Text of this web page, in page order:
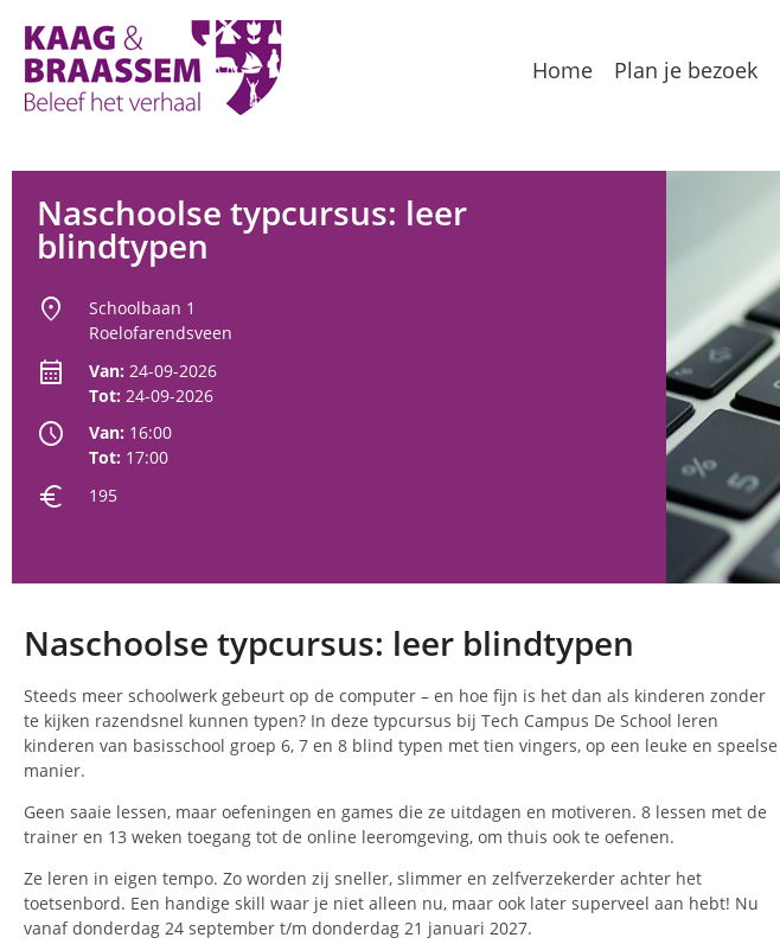
Home Plan je bezoek
Groepslocaties
Voorzieningen
Naschoolse typcursus: leer
blindtypen
location_on
Schoolbaan 1
Roelofarendsveen
calendar_month Van: 24-09-2026
Tot: 24-09-2026
schedule Van: 16:00
Tot: 17:00
euro 195
Naschoolse typcursus: leer blindtypen
Steeds meer schoolwerk gebeurt op de computer – en hoe fijn is het dan als kinderen zonder
te kijken razendsnel kunnen typen? In deze typcursus bij Tech Campus De School leren
kinderen van basisschool groep 6, 7 en 8 blind typen met tien vingers, op een leuke en speelse
manier.
Geen saaie lessen, maar oefeningen en games die ze uitdagen en motiveren. 8 lessen met de
trainer en 13 weken toegang tot de online leeromgeving, om thuis ook te oefenen.
Ze leren in eigen tempo. Zo worden zij sneller, slimmer en zelfverzekerder achter het
toetsenbord. Een handige skill waar je niet alleen nu, maar ook later superveel aan hebt! Nu
vanaf donderdag 24 september t/m donderdag 21 januari 2027.